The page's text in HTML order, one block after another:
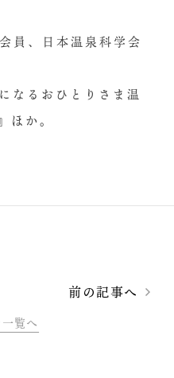
員、日本温泉科学会
なるおひとりさま温
ほか。
覧へ
前の記事へ